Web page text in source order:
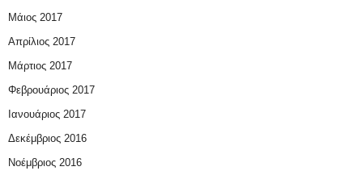
Μάιος 2017
Απρίλιος 2017
Μάρτιος 2017
Φεβρουάριος 2017
Ιανουάριος 2017
Δεκέμβριος 2016
Νοέμβριος 2016